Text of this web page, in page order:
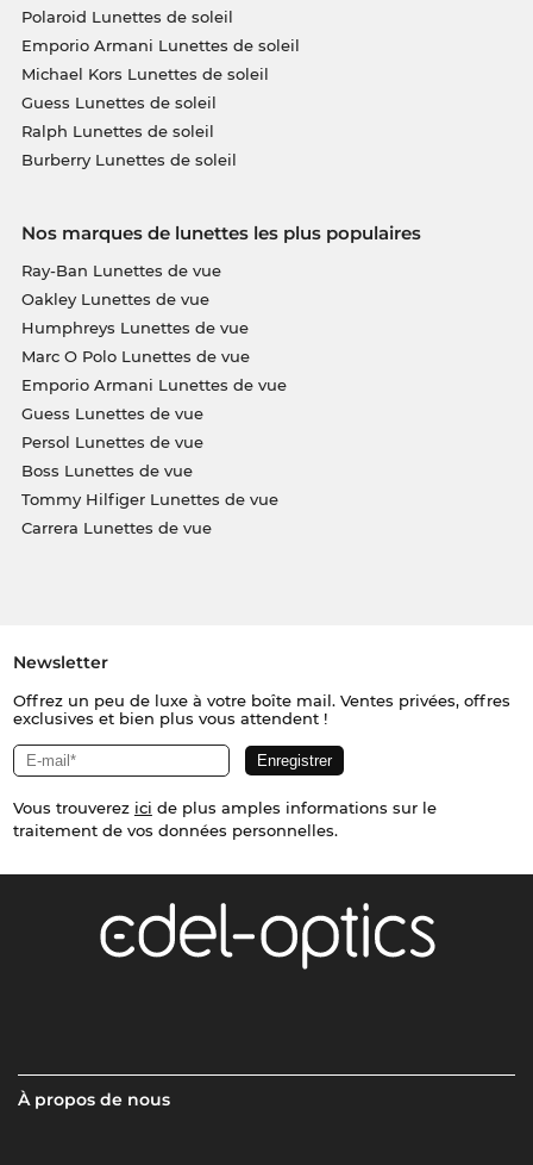
Polaroid Lunettes de soleil
Emporio Armani Lunettes de soleil
Michael Kors Lunettes de soleil
Guess Lunettes de soleil
Ralph Lunettes de soleil
Burberry Lunettes de soleil
Nos marques de lunettes les plus populaires
Ray-Ban Lunettes de vue
Oakley Lunettes de vue
Humphreys Lunettes de vue
Marc O Polo Lunettes de vue
Emporio Armani Lunettes de vue
Guess Lunettes de vue
Persol Lunettes de vue
Boss Lunettes de vue
Tommy Hilfiger Lunettes de vue
Carrera Lunettes de vue
Newsletter
Offrez un peu de luxe à votre boîte mail. Ventes privées, offres
exclusives et bien plus vous attendent !
Vous trouverez ici de plus amples informations sur le
traitement de vos données personnelles.
À propos de nous